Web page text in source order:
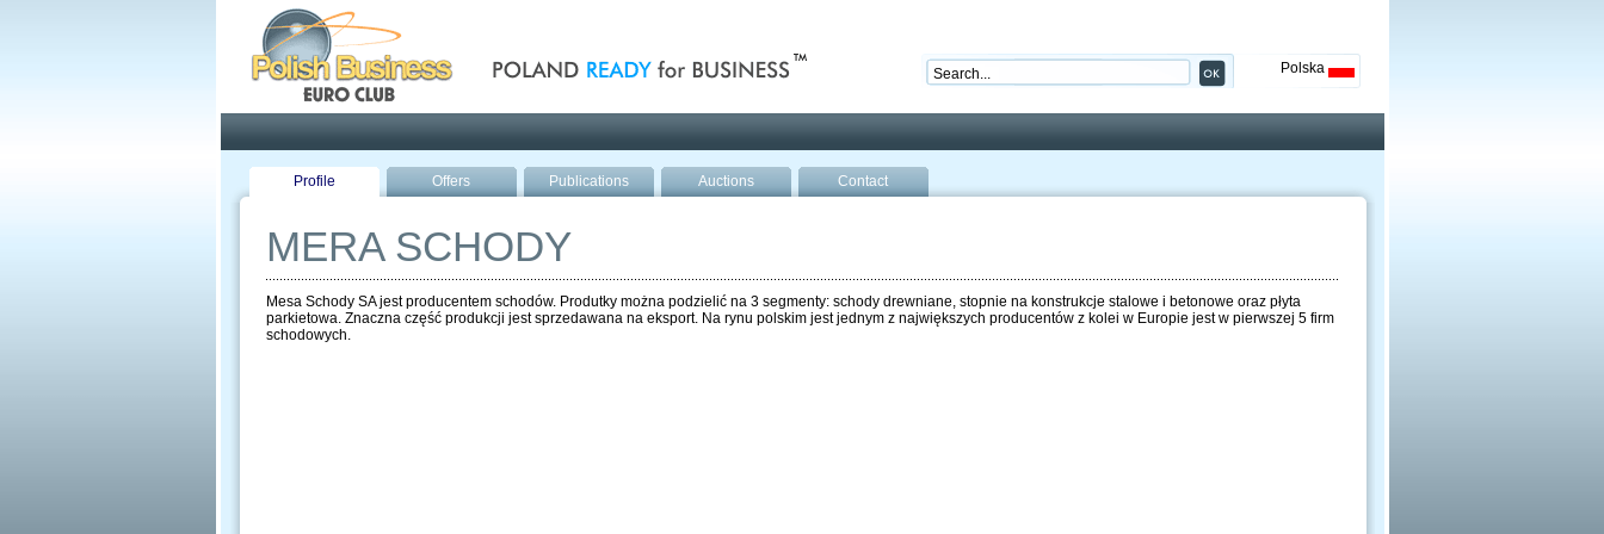
Polska
Profile Offers Publications Auctions Contact
MERA SCHODY
Mesa Schody SA jest producentem schodów. Produtky można podzielić na 3 segmenty: schody drewniane, stopnie na konstrukcje stalowe i betonowe oraz płyta
parkietowa. Znaczna część produkcji jest sprzedawana na eksport. Na rynu polskim jest jednym z największych producentów z kolei w Europie jest w pierwszej 5 firm
schodowych.